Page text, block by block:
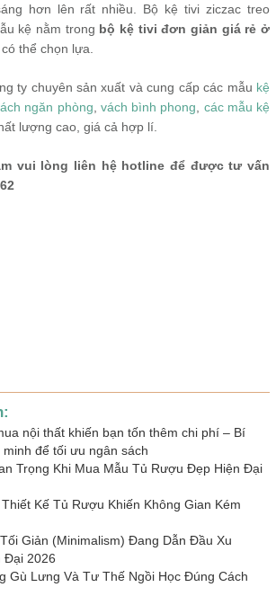
hơn lên rất nhiều. Bộ kệ tivi ziczac treo
kệ nằm trong bộ kệ tivi đơn giản giá rẻ ở
thể chọn lựa.
ty chuyên sản xuất và cung cấp các mẫu kệ
ngăn phòng vách bình phong
các mẫu kệ
lượng cao, giá cả hợp lí.
vui lòng liên hệ hotline để được tư vấn
nội thất khiến bạn tốn thêm chi phí – Bí
để tối ưu ngân sách
Trọng Khi Mua Mẫu Tủ Rượu Đẹp Hiện Đại
Kế Tủ Rượu Khiến Không Gian Kém
Giản (Minimalism) Đang Dẫn Đầu Xu
Đại 2026
Gù Lưng Và Tư Thế Ngồi Học Đúng Cách